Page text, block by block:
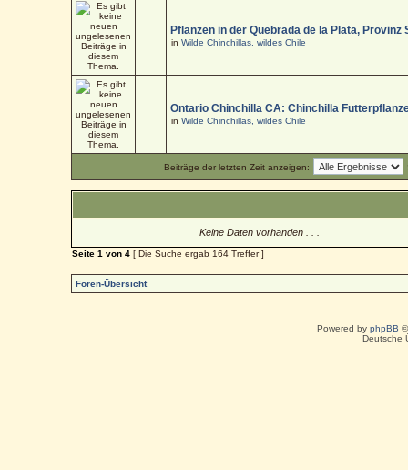
Pflanzen in der Quebrada de la Plata, Provinz
inWilde Chinchillas, wildes Chile
Ontario Chinchilla CA: Chinchilla
inWilde Chinchillas, wildes Chile
Beiträge der letzten Zeit anzeigen:
Keine Daten vorhanden . . .
Seite1 von4 [ Die Suche ergab 164 Treffer ]
Foren-Übersicht
Powered by phpBB
Deutsche